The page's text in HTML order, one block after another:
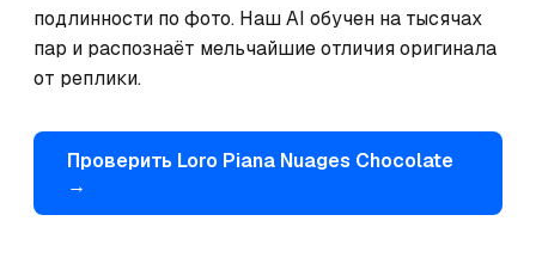
подлинности по фото. Наш AI обучен на тысячах
пар и распознаёт мельчайшие отличия оригинала
от реплики.
Проверить Loro Piana Nuages Chocolate
→